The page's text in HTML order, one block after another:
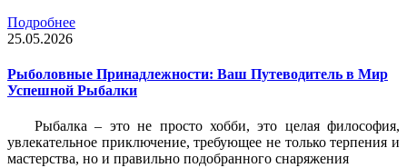
Подробнее
25.05.2026
Рыболовные Принадлежности: Ваш Путеводитель в Мир
Успешной Рыбалки
Рыбалка – это не просто хобби, это целая философия,
увлекательное приключение, требующее не только терпения и
мастерства, но и правильно подобранного снаряжения